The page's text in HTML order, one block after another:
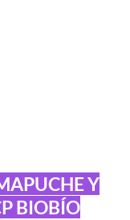
Y
BIOBÍO